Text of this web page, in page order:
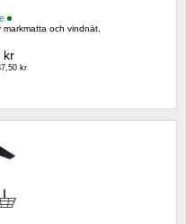
och vindnät.
kr
kr